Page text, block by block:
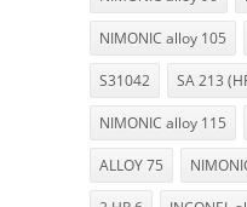
NIMONIC alloy 105
S31042 SA 213
NIMONIC alloy 115
ALLOY 75